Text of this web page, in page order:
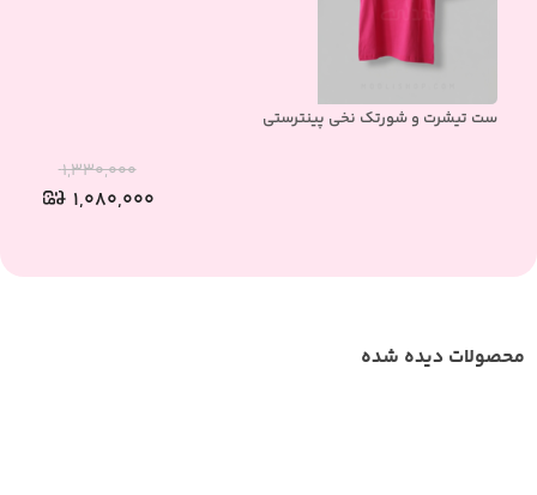
ست تیشرت و شورتک نخی پینترستی
۱,۳۳۰,۰۰۰
۱,۰۸۰,۰۰۰
محصولات دیده شده